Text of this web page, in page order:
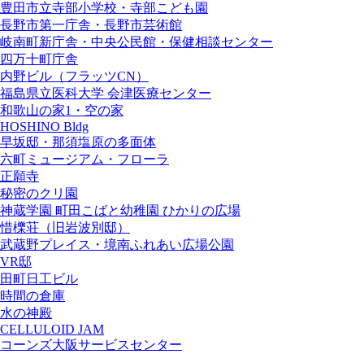
豊田市立寺部小学校・寺部こども園
長野市第一庁舎・長野市芸術館
岐南町新庁舎・中央公⺠館・保健相談センター
四万十町庁舎
内野ビル（フラッツCN）
福島県立医科大学 会津医療センター
和歌山の家1・空の家
HOSHINO Bldg
早坂邸・那須塩原の多面体
六町ミュージアム・フローラ
正願寺
秘密のクリ園
神蔵学園 町田こばと幼稚園 ひかりの広場
惜櫟荘（旧岩波別邸）
武蔵野プレイス・境南ふれあい広場公園
VR邸
田町日工ビル
時間の倉庫
水の神殿
CELLULOID JAM
コーンズ大阪サービスセンター